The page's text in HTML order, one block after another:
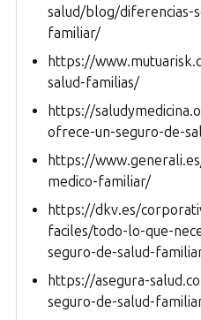
salud/blog/diferencias-
familiar/
https://
salud-familias/
https://
ofrece-un-seguro-de-
https://
medico-familiar/
https://dkv.es/
faciles/todo-lo-que-
seguro-de-salud-
https://asegura-
seguro-de-salud-